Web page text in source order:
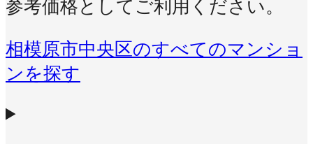
参考価格としてご利用ください。
相模原市中央区のすべてのマンショ
ンを探す